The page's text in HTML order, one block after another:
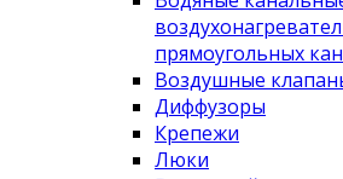
прямоугольных
Воздушные
Диффузоры
Крепежи
Люки